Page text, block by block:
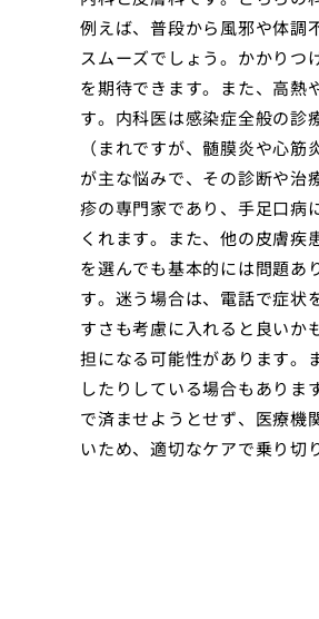
例えば、普段から風邪や体調
スムーズでしょう。かかりつ
を期待できます。また、高熱
す。内科医は感染症全般の診
（まれですが、髄膜炎や心
が主な悩みで、その診断や治
疹の専門家であり、手足口病
くれます。また、他の皮膚疾
を選んでも基本的には問題あ
す。迷う場合は、電話で症状
すさも考慮に入れると良いか
担になる可能性があります。
したりしている場合もありま
で済ませようとせず、医療機
いため、適切なケアで乗り切